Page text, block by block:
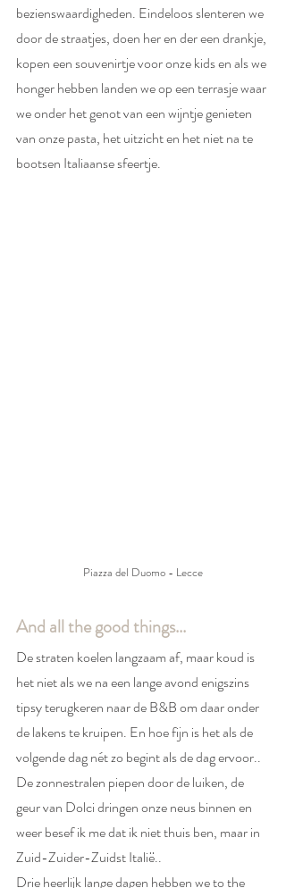
bezienswaardigheden. Eindeloos slenteren we
door de straatjes, doen her en der een drankje,
kopen een souvenirtje voor onze kids en als we
honger hebben landen we op een terrasje waar
we onder het genot van een wijntje genieten
van onze pasta, het uitzicht en het niet na te
bootsen Italiaanse sfeertje.
Piazza del Duomo - Lecce
And all the good things...
De straten koelen langzaam af, maar koud is
het niet als we na een lange avond enigszins
tipsy terugkeren naar de B&B om daar onder
de lakens te kruipen. En hoe fijn is het als de
volgende dag nét zo begint als de dag ervoor..
De zonnestralen piepen door de luiken, de
geur van Dolci dringen onze neus binnen en
weer besef ik me dat ik niet thuis ben, maar in
Zuid-Zuider-Zuidst Italië..
Drie heerlijk lange dagen hebben we to the